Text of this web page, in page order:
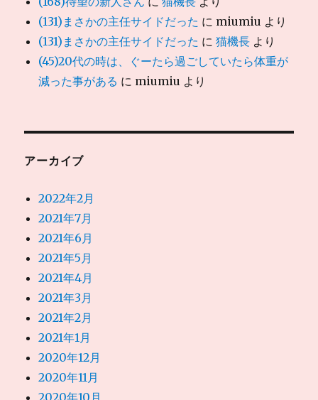
(131)まさかの主任サイドだった に miumiu より
(131)まさかの主任サイドだった に猫機長 より
(45)20代の時は、ぐーたら過ごしていたら体重が
減った事がある に miumiu より
アーカイブ
2022年2月
2021年7月
2021年6月
2021年5月
2021年4月
2021年3月
2021年2月
2021年1月
2020年12月
2020年11月
2020年10月